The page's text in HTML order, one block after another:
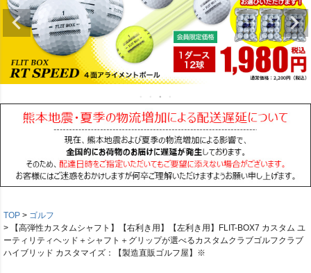
TOP
ゴルフ
【高弾性カスタムシャフト】【右利き用】【左利き用】FLIT-BOX7 カスタム ユ
ーティリティヘッド＋シャフト＋グリップが選べるカスタムクラブゴルフクラブ
ハイブリッド カスタマイズ：【製造直販ゴルフ屋】※